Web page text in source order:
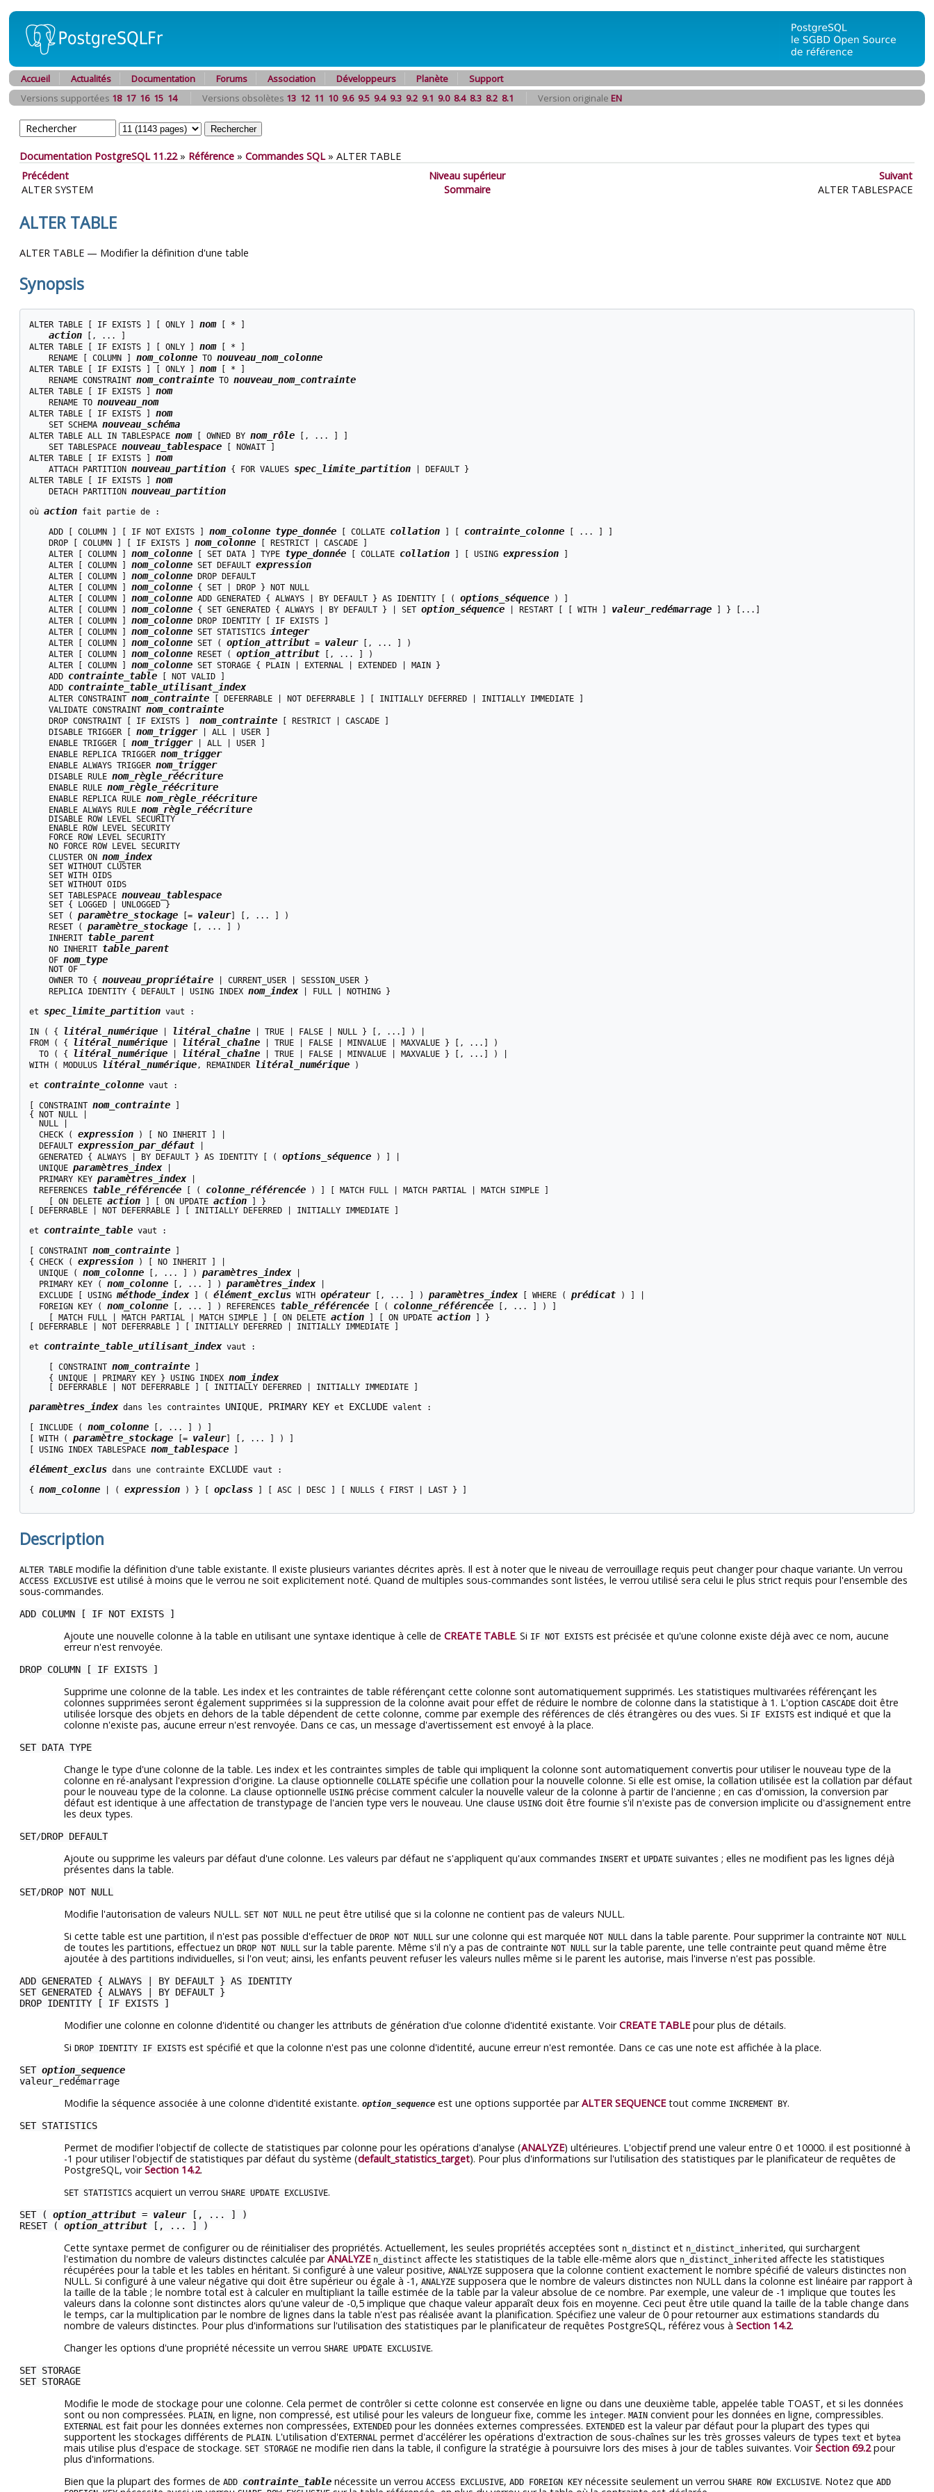
Accueil Actualités Documentation Forums Association Développeurs Planète
Support
Versions supportées 18 17 16 15 14 Versions obsolètes 13 12 11 10 9.6 9.5 9.4 9.3 9.2 9.1 9.0 8.4 8.3 8.2 8.1 Version originale EN
Documentation PostgreSQL 11.22» Référence » Commandes SQL» ALTER TABLE
Précédent
Niveau supérieur
Suivant
ALTER SYSTEM
Sommaire ALTER TABLESPACE
ALTER TABLE
ALTER TABLE — Modifier la définition d'une table
Synopsis
ALTER TABLE [ IF EXISTS ] [ ONLY ] nom [ * ]
action [, ... ]
ALTER TABLE [ IF EXISTS ] [ ONLY ] nom [ * ]
    RENAME [ COLUMN ]
nom_colonne TO nouveau_nom_colonne
ALTER TABLE [ IF EXISTS ] [ ONLY ] nom [ * ]
    RENAME CONSTRAINT
nom_contrainte TO nouveau_nom_contrainte
ALTER TABLE [ IF EXISTS ] nom
    RENAME TO
nouveau_nom
ALTER TABLE [ IF EXISTS ] nom
    SET SCHEMA
nouveau_schéma
ALTER TABLE ALL IN TABLESPACE nom [ OWNED BY nom_rôle [, ... ] ]
    SET TABLESPACE
nouveau_tablespace [ NOWAIT ]
ALTER TABLE [ IF EXISTS ] nom
    ATTACH PARTITION
nouveau_partition { FOR VALUES spec_limite_partition | DEFAULT }
ALTER TABLE [ IF EXISTS ] nom
    DETACH PARTITION
nouveau_partition
où action fait partie de :
    ADD [ COLUMN ] [ IF NOT EXISTS ]
nom_colonne type_donnée [ COLLATE collation ] [ contrainte_colonne [ ... ] ]
    DROP [ COLUMN ] [ IF EXISTS ]
nom_colonne [ RESTRICT | CASCADE ]
    ALTER [ COLUMN ]
nom_colonne [ SET DATA ] TYPE type_donnée [ COLLATE collation ] [ USING expression ]
    ALTER [ COLUMN ]
nom_colonne SET DEFAULT expression
    ALTER [ COLUMN ]
nom_colonne DROP DEFAULT
    ALTER [ COLUMN ]
nom_colonne { SET | DROP } NOT NULL
    ALTER [ COLUMN ]
nom_colonne ADD GENERATED { ALWAYS | BY DEFAULT } AS IDENTITY [ ( options_séquence ) ]
    ALTER [ COLUMN ]
nom_colonne { SET GENERATED { ALWAYS | BY DEFAULT } | SET option_séquence | RESTART [ [ WITH ] valeur_redémarrage ] } [...]
    ALTER [ COLUMN ]
nom_colonne DROP IDENTITY [ IF EXISTS ]
    ALTER [ COLUMN ]
nom_colonne SET STATISTICS integer
    ALTER [ COLUMN ]
nom_colonne SET ( option_attribut = valeur [, ... ] )
    ALTER [ COLUMN ]
nom_colonne RESET ( option_attribut [, ... ] )
    ALTER [ COLUMN ]
nom_colonne SET STORAGE { PLAIN | EXTERNAL | EXTENDED | MAIN }
    ADD
contrainte_table [ NOT VALID ]
    ADD
contrainte_table_utilisant_index
    ALTER CONSTRAINT
nom_contrainte [ DEFERRABLE | NOT DEFERRABLE ] [ INITIALLY DEFERRED | INITIALLY IMMEDIATE ]
    VALIDATE CONSTRAINT
nom_contrainte
    DROP CONSTRAINT [ IF EXISTS ]
nom_contrainte [ RESTRICT | CASCADE ]
    DISABLE TRIGGER [
nom_trigger | ALL | USER ]
    ENABLE TRIGGER [
nom_trigger | ALL | USER ]
    ENABLE REPLICA TRIGGER
nom_trigger
    ENABLE ALWAYS TRIGGER
nom_trigger
    DISABLE RULE
nom_règle_réécriture
    ENABLE RULE
nom_règle_réécriture
    ENABLE REPLICA RULE
nom_règle_réécriture
    ENABLE ALWAYS RULE
nom_règle_réécriture
    DISABLE ROW LEVEL SECURITY
    ENABLE ROW LEVEL SECURITY
    FORCE ROW LEVEL SECURITY
    NO FORCE ROW LEVEL SECURITY
    CLUSTER ON
nom_index
    SET WITHOUT CLUSTER
    SET WITH OIDS
    SET WITHOUT OIDS
    SET TABLESPACE
nouveau_tablespace
    SET { LOGGED | UNLOGGED }
    SET (
paramètre_stockage [= valeur] [, ... ] )
    RESET (
paramètre_stockage [, ... ] )
    INHERIT
table_parent
    NO INHERIT
table_parent
    OF
nom_type
    NOT OF
    OWNER TO {
nouveau_propriétaire | CURRENT_USER | SESSION_USER }
    REPLICA IDENTITY { DEFAULT | USING INDEX
nom_index | FULL | NOTHING }
et spec_limite_partition vaut :
IN ( { litéral_numérique | litéral_chaîne | TRUE | FALSE | NULL } [, ...] ) |
FROM ( { litéral_numérique | litéral_chaîne | TRUE | FALSE | MINVALUE | MAXVALUE } [, ...] )
  TO ( {
litéral_numérique | litéral_chaîne | TRUE | FALSE | MINVALUE | MAXVALUE } [, ...] ) |
WITH ( MODULUS litéral_numérique, REMAINDER litéral_numérique )
et contrainte_colonne vaut :
[ CONSTRAINT nom_contrainte ]
{ NOT NULL |
  NULL |
  CHECK (
expression ) [ NO INHERIT ] |
  DEFAULT
expression_par_défaut |
  GENERATED { ALWAYS | BY DEFAULT } AS IDENTITY [ (
options_séquence ) ] |
  UNIQUE
paramètres_index |
  PRIMARY KEY
paramètres_index |
  REFERENCES
table_référencée [ ( colonne_référencée ) ] [ MATCH FULL | MATCH PARTIAL | MATCH SIMPLE ]
    [ ON DELETE
action ] [ ON UPDATE action ] }
[ DEFERRABLE | NOT DEFERRABLE ] [ INITIALLY DEFERRED | INITIALLY IMMEDIATE ]
et contrainte_table vaut :
[ CONSTRAINT nom_contrainte ]
{ CHECK ( expression ) [ NO INHERIT ] |
  UNIQUE (
nom_colonne [, ... ] ) paramètres_index |
  PRIMARY KEY (
nom_colonne [, ... ] ) paramètres_index |
  EXCLUDE [ USING
méthode_index ] ( élément_exclus WITH opérateur [, ... ] ) paramètres_index [ WHERE ( prédicat ) ] |
  FOREIGN KEY (
nom_colonne [, ... ] ) REFERENCES table_référencée [ ( colonne_référencée [, ... ] ) ]
    [ MATCH FULL | MATCH PARTIAL | MATCH SIMPLE ] [ ON DELETE
action ] [ ON UPDATE action ] }
[ DEFERRABLE | NOT DEFERRABLE ] [ INITIALLY DEFERRED | INITIALLY IMMEDIATE ]
et contrainte_table_utilisant_index vaut :
    [ CONSTRAINT
nom_contrainte ]
    { UNIQUE | PRIMARY KEY } USING INDEX
nom_index
    [ DEFERRABLE | NOT DEFERRABLE ] [ INITIALLY DEFERRED | INITIALLY IMMEDIATE ]
paramètres_index dans les contraintes UNIQUE, PRIMARY KEY et EXCLUDE valent :
[ INCLUDE ( nom_colonne [, ... ] ) ]
[ WITH ( paramètre_stockage [= valeur] [, ... ] ) ]
[ USING INDEX TABLESPACE nom_tablespace ]
élément_exclus dans une contrainte EXCLUDE vaut :
{ nom_colonne | ( expression ) } [ opclass ] [ ASC | DESC ] [ NULLS { FIRST | LAST } ]
Description
ALTER TABLE modifie la définition d'une table existante. Il existe plusieurs variantes décrites après. Il est à noter que le niveau de verrouillage requis peut changer pour chaque variante. Un verrou
ACCESS EXCLUSIVE est utilisé à moins que le verrou ne soit explicitement noté. Quand de multiples sous-commandes sont listées, le verrou utilisé sera celui le plus strict requis pour l'ensemble des
sous-commandes.
ADD COLUMN [ IF NOT EXISTS ]
Ajoute une nouvelle colonne à la table en utilisant une syntaxe identique à celle de CREATE TABLE. Si IF NOT EXISTS est précisée et qu'une colonne existe déjà avec ce nom, aucune
erreur n'est renvoyée.
DROP COLUMN [ IF EXISTS ]
Supprime une colonne de la table. Les index et les contraintes de table référençant cette colonne sont automatiquement supprimés. Les statistiques multivarées référençant les
colonnes supprimées seront également supprimées si la suppression de la colonne avait pour effet de réduire le nombre de colonne dans la statistique à 1. L'option CASCADE doit être
utilisée lorsque des objets en dehors de la table dépendent de cette colonne, comme par exemple des références de clés étrangères ou des vues. Si IF EXISTSest indiqué et que la
colonne n'existe pas, aucune erreur n'est renvoyée. Dans ce cas, un message d'avertissement est envoyé à la place.
SET DATA TYPE
Change le type d'une colonne de la table. Les index et les contraintes simples de table qui impliquent la colonne sont automatiquement convertis pour utiliser le nouveau type de la
colonne en ré-analysant l'expression d'origine. La clause optionnelle COLLATE spécifie une collation pour la nouvelle colonne. Si elle est omise, la collation utilisée est la collation par défaut
pour le nouveau type de la colonne. La clause optionnelleUSING précise comment calculer la nouvelle valeur de la colonne à partir de l'ancienne ; en cas d'omission, la conversion par
défaut est identique à une affectation de transtypage de l'ancien type vers le nouveau. Une clause USING doit être fournie s'il n'existe pas de conversion implicite ou d'assignement entre
les deux types.
SET/DROP DEFAULT
Ajoute ou supprime les valeurs par défaut d'une colonne. Les valeurs par défaut ne s'appliquent qu'aux commandes INSERT et UPDATE suivantes ; elles ne modifient pas les lignes déjà
présentes dans la table.
SET/DROP NOT NULL
Modifie l'autorisation de valeurs NULL. SET NOT NULL ne peut être utilisé que si la colonne ne contient pas de valeurs NULL.
Si cette table est une partition, il n'est pas possible d'effectuer de DROP NOT NULL sur une colonne qui est marquée NOT NULL dans la table parente. Pour supprimer la contrainte NOT NULL
de toutes les partitions, effectuez un DROP NOT NULL sur la table parente. Même s'il n'y a pas de contrainte NOT NULL sur la table parente, une telle contrainte peut quand même être
ajoutée à des partitions individuelles, si l'on veut; ainsi, les enfants peuvent refuser les valeurs nulles même si le parent les autorise, mais l'inverse n'est pas possible.
ADD GENERATED { ALWAYS | BY DEFAULT } AS IDENTITY
SET GENERATED { ALWAYS | BY DEFAULT }
DROP IDENTITY [ IF EXISTS ]
Modifier une colonne en colonne d'identité ou changer les attributs de génération d'ue colonne d'identité existante. VoirCREATE TABLEpour plus de détails.
Si DROP IDENTITY IF EXISTS est spécifié et que la colonne n'est pas une colonne d'identité, aucune erreur n'est remontée. Dans ce cas une note est affichée à la place.
SET option_sequence
valeur_redémarrage
Modifie la séquence associée à une colonne d'identité existante. option_sequence est une options supportée parALTER SEQUENCEtout comme INCREMENT BY.
SET STATISTICS
Permet de modifier l'objectif de collecte de statistiques par colonne pour les opérations d'analyse (ANALYZE) ultérieures. L'objectif prend une valeur entre 0 et 10000. il est positionné à
-1 pour utiliser l'objectif de statistiques par défaut du système (default_statistics_target). Pour plus d'informations sur l'utilisation des statistiques par le planificateur de requêtes de
PostgreSQL, voirSection 14.2.
SET STATISTICS acquiert un verrou SHARE UPDATE EXCLUSIVE.
SET ( option_attribut = valeur[, ... ] )
RESET ( option_attribut [, ... ] )
Cette syntaxe permet de configurer ou de réinitialiser des propriétés. Actuellement, les seules propriétés acceptées sont n_distinct et n_distinct_inherited , qui surchargent
l'estimation du nombre de valeurs distinctes calculée parANALYZE n_distinct affecte les statistiques de la table elle-même alors que n_distinct_inherited affecte les statistiques
récupérées pour la table et les tables en héritant. Si configuré à une valeur positive, ANALYZE supposera que la colonne contient exactement le nombre spécifié de valeurs distinctes non
NULL. Si configuré à une valeur négative qui doit être supérieur ou égale à -1, ANALYZE supposera que le nombre de valeurs distinctes non NULL dans la colonne est linéaire par rapport à
la taille de la table ; le nombre total est à calculer en multipliant la taille estimée de la table par la valeur absolue de ce nombre. Par exemple, une valeur de -1 implique que toutes les
valeurs dans la colonne sont distinctes alors qu'une valeur de -0,5 implique que chaque valeur apparaît deux fois en moyenne. Ceci peut être utile quand la taille de la table change dans
le temps, car la multiplication par le nombre de lignes dans la table n'est pas réalisée avant la planification. Spécifiez une valeur de 0 pour retourner aux estimations standards du
nombre de valeurs distinctes. Pour plus d'informations sur l'utilisation des statistiques par le planificateur de requêtes PostgreSQL, référez vous à Section 14.2.
Changer les options d'une propriété nécessite un verrou SHARE UPDATE EXCLUSIVE.
SET STORAGE
SET STORAGE
Modifie le mode de stockage pour une colonne. Cela permet de contrôler si cette colonne est conservée en ligne ou dans une deuxième table, appelée table TOAST, et si les données
sont ou non compressées.PLAIN, en ligne, non compressé, est utilisé pour les valeurs de longueur fixe, comme les integer. MAIN convient pour les données en ligne, compressibles.
EXTERNAL est fait pour les données externes non compressées, EXTENDED pour les données externes compressées. EXTENDED est la valeur par défaut pour la plupart des types qui
supportent les stockages différents de PLAIN. L'utilisation d'EXTERNAL permet d'accélérer les opérations d'extraction de sous-chaînes sur les très grosses valeurs de types text et bytea
mais utilise plus d'espace de stockage. SET STORAGE ne modifie rien dans la table, il configure la stratégie à poursuivre lors des mises à jour de tables suivantes. VoirSection 69.2pour
plus d'informations.
Bien que la plupart des formes de ADD contrainte_table nécessite un verrou ACCESS EXCLUSIVE, ADD FOREIGN KEY nécessite seulement un verrou SHARE ROW EXCLUSIVE. Notez que ADD